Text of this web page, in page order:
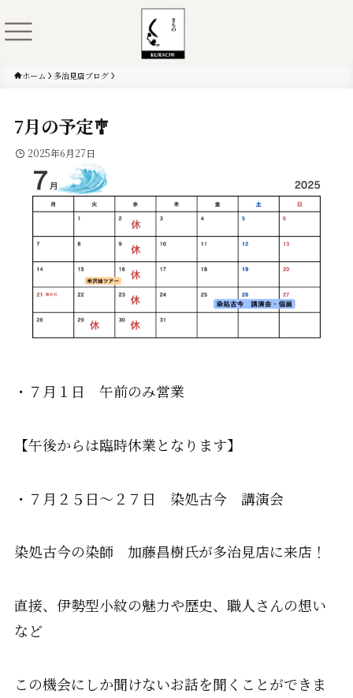
ホーム 多治見店ブログ
7月の予定🎐
2025年6月27日
・７月１日 午前のみ営業
【午後からは臨時休業となります】
・７月２５日～２７日 染処古今 講演会
染処古今の染師 加藤昌樹氏が多治見店に来店！
直接、伊勢型小紋の魅力や歴史、職人さんの想い
など
この機会にしか聞けないお話を聞くことができま